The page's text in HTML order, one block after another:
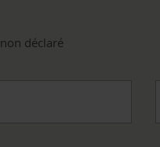
non déclaré